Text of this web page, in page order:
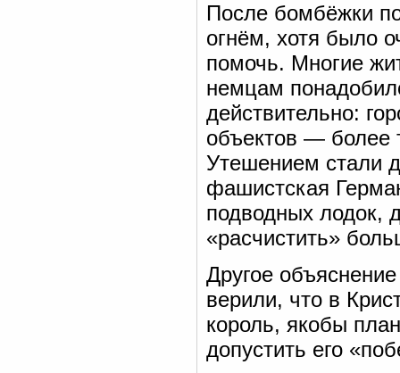
После бомбёжки
огнём, хотя было
помочь. Многие
немцам
действительно:
объектов — более
Утешением стали
фашистская
подводных лодок,
«расчистить»
Другое
верили, что в
король, якобы
допустить его